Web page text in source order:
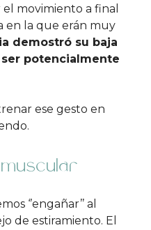
movimiento a final
en la que erán muy
demostró su baja
potencialmente
ese gesto en
‘’engañar’’ al
de estiramiento. El